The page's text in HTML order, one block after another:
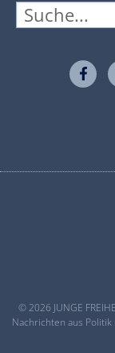
© 2026 JUNGE
Nachrichten aus